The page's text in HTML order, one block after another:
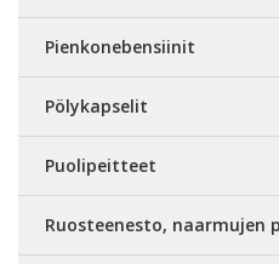
Pienkonebensiinit
Pölykapselit
Puolipeitteet
Ruosteenesto, naarmujen